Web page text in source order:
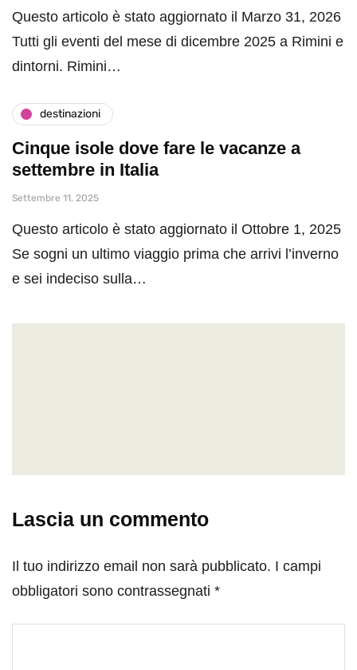
Questo articolo è stato aggiornato il Marzo 31, 2026
Tutti gli eventi del mese di dicembre 2025 a Rimini e
dintorni. Rimini…
destinazioni
Cinque isole dove fare le vacanze a
settembre in Italia
Settembre 11, 2025
Questo articolo è stato aggiornato il Ottobre 1, 2025
Se sogni un ultimo viaggio prima che arrivi l’inverno
e sei indeciso sulla…
Lascia un commento
Il tuo indirizzo email non sarà pubblicato. I campi
obbligatori sono contrassegnati *